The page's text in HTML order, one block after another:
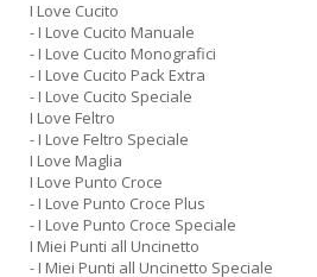
I Love Cucito
- I Love Cucito Manuale
- I Love Cucito Monografici
- I Love Cucito Pack Extra
- I Love Cucito Speciale
I Love Feltro
- I Love Feltro Speciale
I Love Maglia
I Love Punto Croce
- I Love Punto Croce Plus
- I Love Punto Croce Speciale
I Miei Punti all Uncinetto
- I Miei Punti all Uncinetto Speciale